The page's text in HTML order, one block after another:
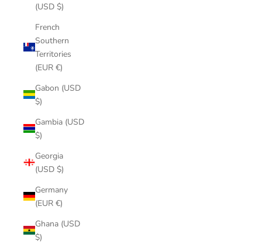
(USD $)
French
Southern
Territories
(EUR €)
Gabon (USD
$)
Gambia (USD
$)
Georgia
(USD $)
Germany
(EUR €)
Ghana (USD
$)